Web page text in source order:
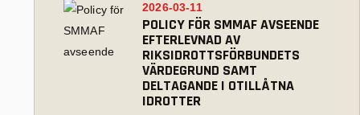
POLICY FÖR SMMAF AVSEENDE
EFTERLEVNAD AV
RIKSIDROTTSFÖRBUNDETS
VÄRDEGRUND SAMT
DELTAGANDE I OTILLÅTNA
IDROTTER
2026-03-11